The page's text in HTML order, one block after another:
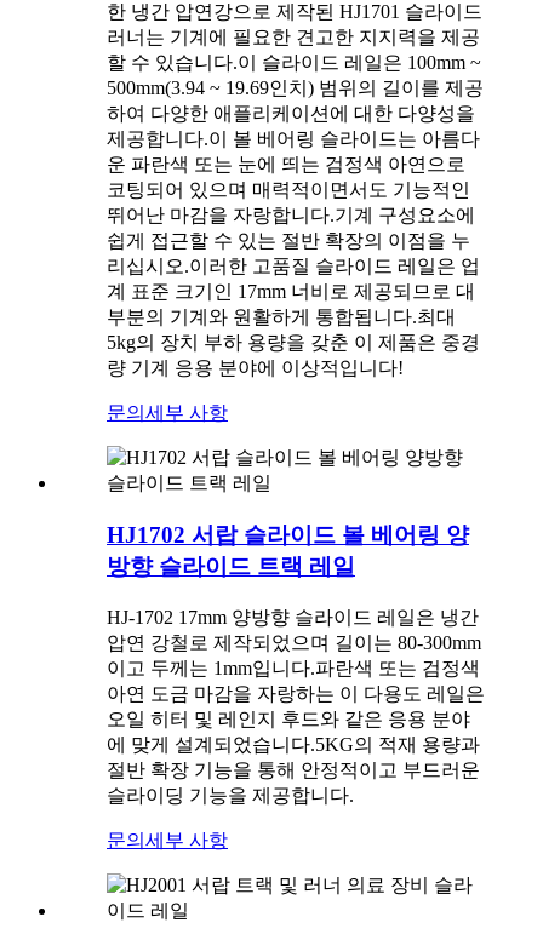
한 냉간 압연강으로 제작된 HJ1701 슬라이드
러너는 기계에 필요한 견고한 지지력을 제공
할 수 있습니다.이 슬라이드 레일은 100mm ~
500mm(3.94 ~ 19.69인치) 범위의 길이를 제공
하여 다양한 애플리케이션에 대한 다양성을
제공합니다.이 볼 베어링 슬라이드는 아름다
운 파란색 또는 눈에 띄는 검정색 아연으로
코팅되어 있으며 매력적이면서도 기능적인
뛰어난 마감을 자랑합니다.기계 구성요소에
쉽게 접근할 수 있는 절반 확장의 이점을 누
리십시오.이러한 고품질 슬라이드 레일은 업
계 표준 크기인 17mm 너비로 제공되므로 대
부분의 기계와 원활하게 통합됩니다.최대
5kg의 장치 부하 용량을 갖춘 이 제품은 중경
량 기계 응용 분야에 이상적입니다!
문의 세부 사항
HJ1702 서랍 슬라이드 볼 베어링 양
방향 슬라이드 트랙 레일
HJ-1702 17mm 양방향 슬라이드 레일은 냉간
압연 강철로 제작되었으며 길이는 80-300mm
이고 두께는 1mm입니다.파란색 또는 검정색
아연 도금 마감을 자랑하는 이 다용도 레일은
오일 히터 및 레인지 후드와 같은 응용 분야
에 맞게 설계되었습니다.5KG의 적재 용량과
절반 확장 기능을 통해 안정적이고 부드러운
슬라이딩 기능을 제공합니다.
문의 세부 사항